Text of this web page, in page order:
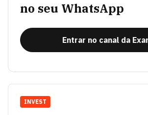
no seu WhatsApp
Entrar no canal da
INVEST